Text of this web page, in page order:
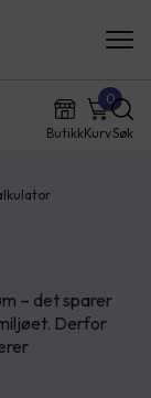
ButikkKurv
0
Søk
– det sparer
Derfor